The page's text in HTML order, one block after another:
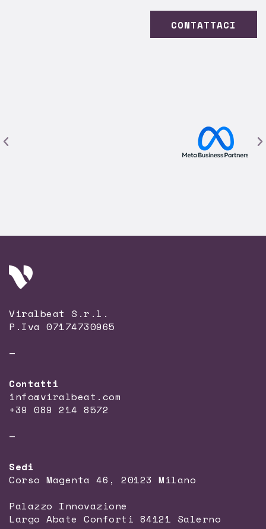
Viralbeat S.r.l.
P.Iva 07174730965
—
Contatti
info@viralbeat.com
+39 089 214 8572
—
Sedi
Corso Magenta 46, 20123 Milano
Palazzo Innovazione
Largo Abate Conforti 84121 Salerno